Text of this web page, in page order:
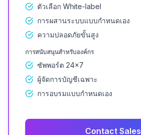
ตัวเลือก White-label
การผสานระบบแบบกำหนดเอง
ความปลอดภัยขั้นสูง
การสนับสนุนสำหรับองค์กร
ซัพพอร์ต 24×7
ผู้จัดการบัญชีเฉพาะ
การอบรมแบบกำหนดเอง
Contact Sales